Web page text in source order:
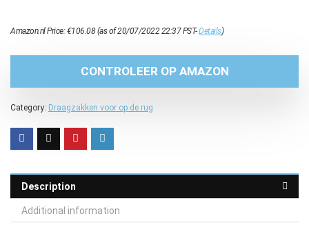
Amazon.nl Price:€106.08(as of 20/07/2022 22:37 PST-Details)
CONTROLEER OP AMAZON
Category: Draagzakken voor op de rug
Description
Additional information